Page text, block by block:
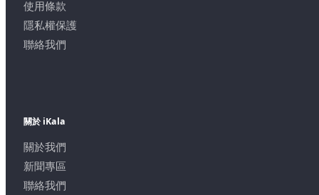
使用條款
隱私權保護
聯絡我們
關於 iKala
關於我們
新聞專區
聯絡我們